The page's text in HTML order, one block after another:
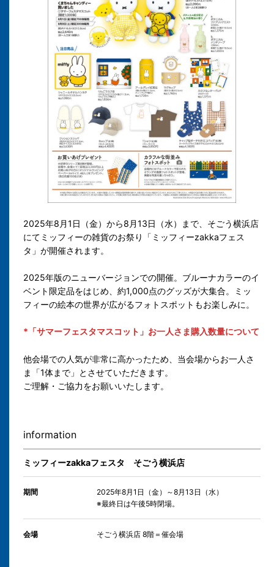
2025年8月1日（金）から8月13日（水）まで、そごう横浜店
にてミッフィーの雑貨のお祭り「ミッフィーzakkaフェス
タ」が開催されます。
2025年版のニューバージョンでの開催。ブルーナカラーのイ
ベント限定品をはじめ、約1,000点のグッズが大集合。ミッ
フィーの絵本の世界が広がるフォトスポットもお楽しみに。
*「サマーフェスタマスコット」お一人さま購入数量について
他会場での人気が非常に高かったため、当会場からお一人さ
ま「1体まで」とさせていただきます。
ご理解・ご協力をお願いいたします。
information
ミッフィーzakkaフェスタ そごう横浜店
期間
2025年8月1日（金）～8月13日（水）
※最終日は午後5時閉場。
会場 そごう横浜店 8階＝催会場